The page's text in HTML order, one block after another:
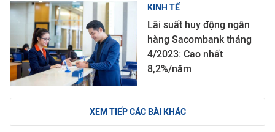
KINH TẾ
Lãi suất huy động ngân
hàng Sacombank tháng
4/2023: Cao nhất
8,2%/năm
XEM TIẾP CÁC BÀI KHÁC